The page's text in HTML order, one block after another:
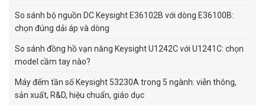
So sánh bộ nguồn DC Keysight E36102B với dòng E36100B:
chọn đúng dải áp và dòng
So sánh đồng hồ vạn năng Keysight U1242C với U1241C: chọn
model cầm tay nào?
Máy đếm tần số Keysight 53230A trong 5 ngành: viễn thông,
sản xuất, R&D, hiệu chuẩn, giáo dục